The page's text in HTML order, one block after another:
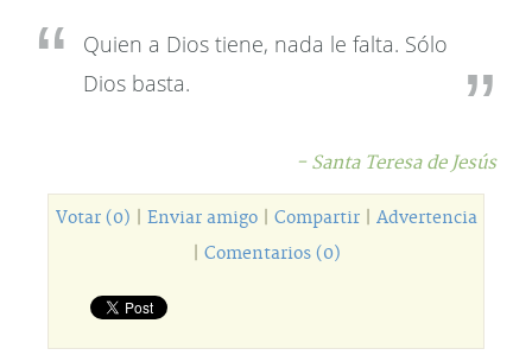
Quien a Dios tiene, nada le falta. Sólo
Dios basta.
- Santa Teresa de Jesús
Votar (0) Enviar amigo| Compartir| Advertencia
Comentarios (0)